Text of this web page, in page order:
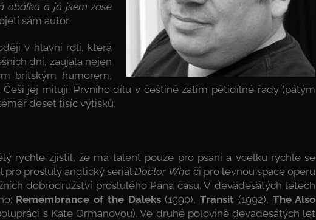
obálka a já jsem zase
sám autor.
v hlavní roli, která
dní, zaujala nejen
britským humorem,
Češi jej milují. Prvního dílu v češtině zatím pětidílné řady (pátým
deset tisíc výtisků.
rychle zjistil, že má talent pouze pro psaní a vcelku rychle se
pro proslulý anglický seriálDoctor Who či pro levnou space operu
dobrodružství proslulého Pána času. V devadesátých letech
Remembrance of the Daleks(1990),Transit (1992), The Also
s Kate Ormanovou). Ve druhé polovině devadesátých let